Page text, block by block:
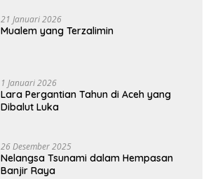
21 Januari 2026
Mualem yang Terzalimin
1 Januari 2026
Lara Pergantian Tahun di Aceh yang
Dibalut Luka
26 Desember 2025
Nelangsa Tsunami dalam Hempasan
Banjir Raya